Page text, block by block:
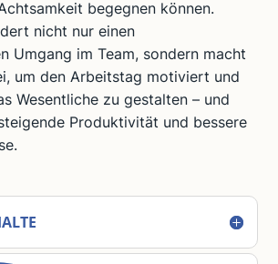
begegnen können.
nicht nur einen
Umgang im Team, sondern macht
um den Arbeitstag motiviert und
Wesentliche zu gestalten – und
Produktivität und bessere